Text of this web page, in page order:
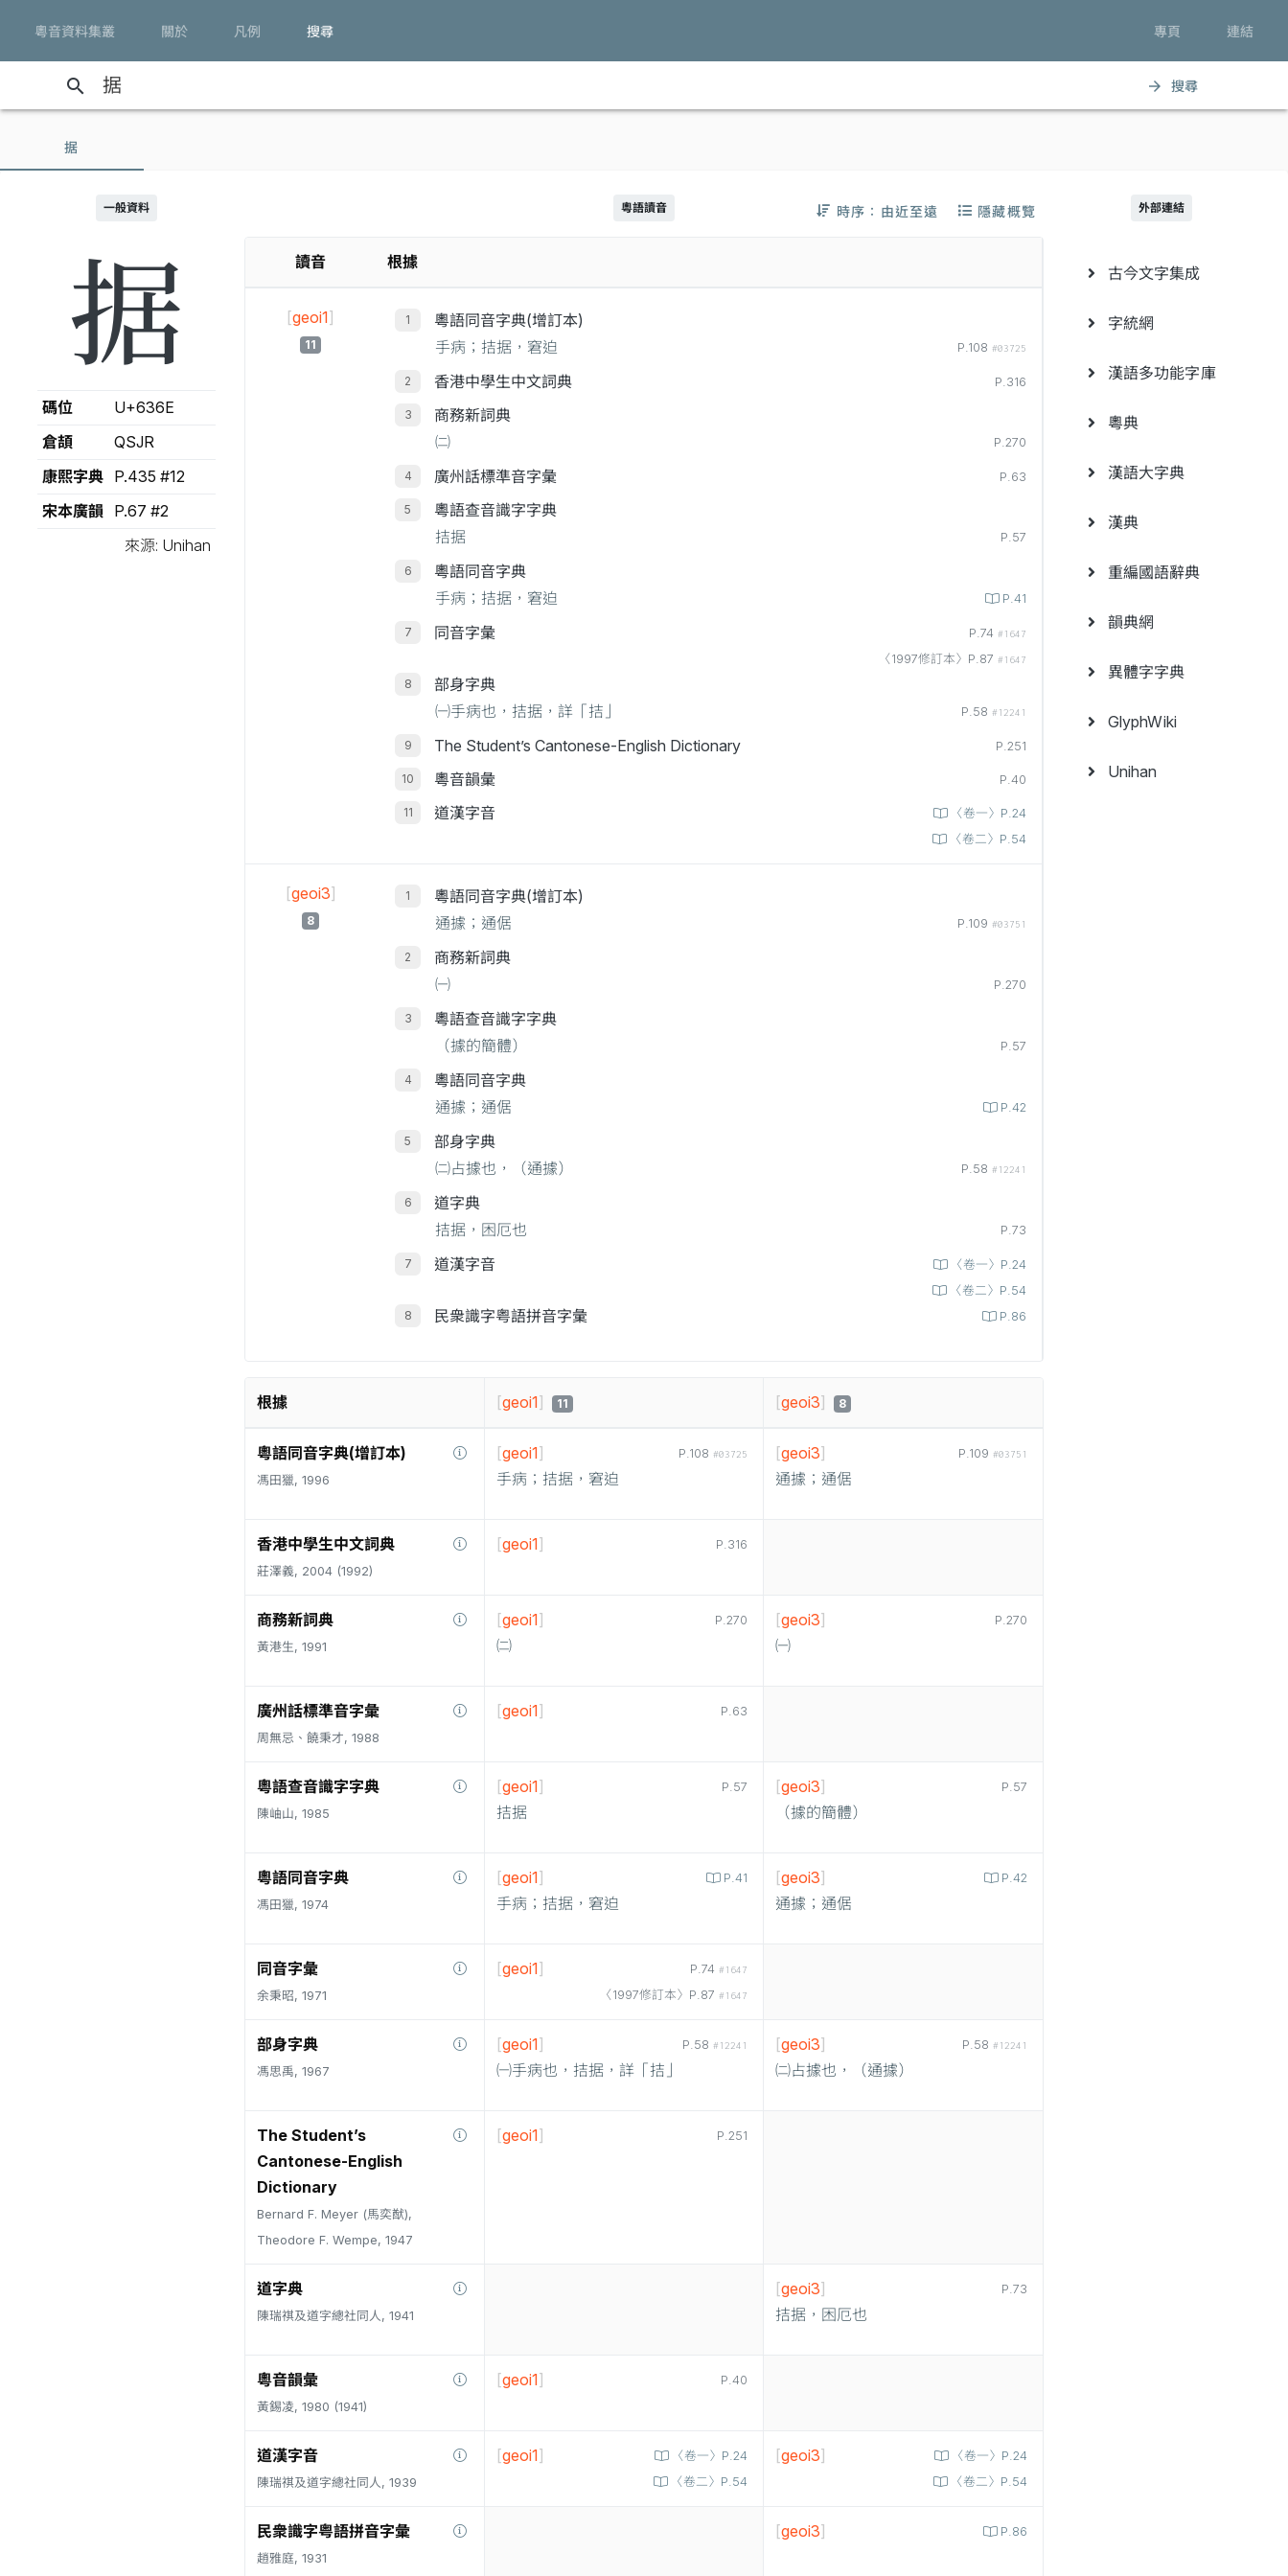
粵音資料集叢 關於 凡例 搜尋 專頁 連結
search arrow_forward 搜尋
据
一般資料
据
碼位
U+636E
倉頡
QSJR
康熙字典
P.435 #12
宋本廣韻
P.67 #2
來源: Unihan
粵語讀音 時序：由近至遠 隱藏概覽
讀音 根據
[geoi1]
11
粵語同音字典(增訂本)
手病；拮据，窘迫
P.108 #03725
香港中學生中文詞典 P.316
商務新詞典
㈡
P.270
廣州話標準音字彙 P.63
粵語查音識字字典
拮据
P.57
粵語同音字典
手病；拮据，窘迫
P.41
同音字彙 P.74 #1647
〈1997修訂本〉P.87 #1647
部身字典
㈠手病也，拮据，詳「拮」
P.58 #12241
The Student’s Cantonese-English Dictionary P.251
粵音韻彙 P.40
道漢字音
〈卷一〉P.24
〈卷二〉P.54
[geoi3]
8
粵語同音字典(增訂本)
通據；通倨
P.109 #03751
商務新詞典
㈠
P.270
粵語查音識字字典
（據的簡體）
P.57
粵語同音字典
通據；通倨
P.42
部身字典
㈡占據也，（通據）
P.58 #12241
道字典
拮据，困厄也
P.73
道漢字音
〈卷一〉P.24
〈卷二〉P.54
民衆識字粤語拼音字彙 P.86
根據 [geoi1] 11 [geoi3] 8
粵語同音字典(增訂本)
馮田獵, 1996
P.108 #03725
[geoi1]
手病；拮据，窘迫
P.109 #03751
[geoi3]
通據；通倨
香港中學生中文詞典
莊澤義, 2004 (1992)
P.316
[geoi1]
商務新詞典
黃港生, 1991
P.270
[geoi1]
㈡
P.270
[geoi3]
㈠
廣州話標準音字彙
周無忌、饒秉才, 1988
P.63
[geoi1]
粵語查音識字字典
陳岫山, 1985
P.57
[geoi1]
拮据
P.57
[geoi3]
（據的簡體）
粵語同音字典
馮田獵, 1974
P.41
[geoi1]
手病；拮据，窘迫
P.42
[geoi3]
通據；通倨
同音字彙
余秉昭, 1971
P.74 #1647
〈1997修訂本〉P.87 #1647
[geoi1]
部身字典
馮思禹, 1967
P.58 #12241
[geoi1]
㈠手病也，拮据，詳「拮」
P.58 #12241
[geoi3]
㈡占據也，（通據）
The Student’s
Cantonese-English
Dictionary
Bernard F. Meyer (馬奕猷),
Theodore F. Wempe, 1947
P.251
[geoi1]
道字典
陳瑞祺及道字總社同人, 1941
P.73
[geoi3]
拮据，困厄也
粵音韻彙
黃錫凌, 1980 (1941)
P.40
[geoi1]
道漢字音
陳瑞祺及道字總社同人, 1939
〈卷一〉P.24
〈卷二〉P.54
[geoi1]
〈卷一〉P.24
〈卷二〉P.54
[geoi3]
民衆識字粤語拼音字彙
趙雅庭, 1931
P.86
[geoi3]
外部連結
古今文字集成
字統網
漢語多功能字庫
粵典
漢語大字典
漢典
重編國語辭典
韻典網
異體字字典
GlyphWiki
Unihan